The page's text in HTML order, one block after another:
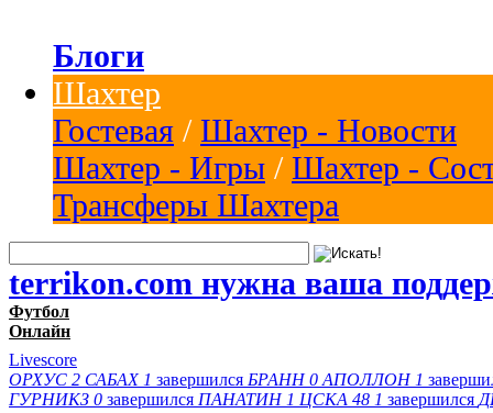
Блоги
Шахтер
Гостевая / Шахтер - Новости
Шахтер - Игры / Шахтер -
Трансферы Шахтера
terrikon.com нужна ваша
Футбол
Онлайн
Livescore
ОРХУС 2 САБАХ 1 завершился БРАНН 0 АПОЛЛОН 1
ГУРНИКЗ 0 завершился ПАНАТИН 1 ЦСКА 48 1 завершился